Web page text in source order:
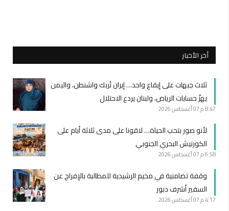
أخر الأخبار
ثلاث جبهات على إيقاع واحد… إيران تُربك واشنطن، واليمن
يهزّ حسابات الرياض، ولبنان يردع الاحتلال
8:47 م 07 أغسطس 2026
لأنو صور بتحب الحياة… لاقونا على مدى ثلاثة أيام على
الكورنيش البحري الجنوبي
6:58 م 07 أغسطس 2026
وقفة تضامنية في مخيم الرشيدية للمطالبة بالإفراج عن
السفير أشرف دبور
4:17 م 07 أغسطس 2026